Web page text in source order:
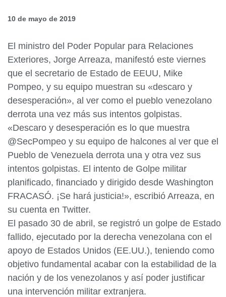
10 de mayo de 2019
El ministro del Poder Popular para Relaciones
Exteriores, Jorge Arreaza, manifestó este viernes
que el secretario de Estado de EEUU, Mike
Pompeo, y su equipo muestran su «descaro y
desesperación», al ver como el pueblo venezolano
derrota una vez más sus intentos golpistas.
«Descaro y desesperación es lo que muestra
@SecPompeo y su equipo de halcones al ver que el
Pueblo de Venezuela derrota una y otra vez sus
intentos golpistas. El intento de Golpe militar
planificado, financiado y dirigido desde Washington
FRACASÓ. ¡Se hará justicia!», escribió Arreaza, en
su cuenta en Twitter.
El pasado 30 de abril, se registró un golpe de Estado
fallido, ejecutado por la derecha venezolana con el
apoyo de Estados Unidos (EE.UU.), teniendo como
objetivo fundamental acabar con la estabilidad de la
nación y de los venezolanos y así poder justificar
una intervención militar extranjera.